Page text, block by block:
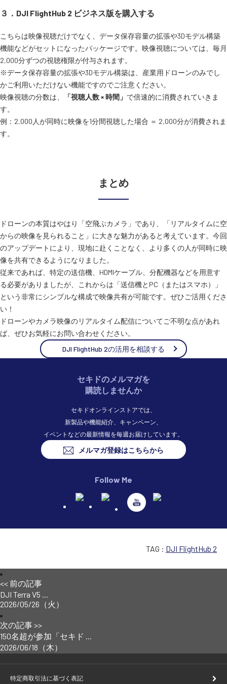
３．DJI FlightHub 2 ビジネス版を購入する
こちらは映像視聴だけでなく、データ保存容量の拡張や3Dモデル構築
機能などがセットになったパッケージです。映像視聴については、毎月
2,000分ずつの視聴権限が付与されます。
※データ保存容量の拡張や3Dモデル構築は、産業用ドローンのみでし
かご利用いただけない機能ですのでご注意ください。
映像視聴の分数は、
「視聴人数 × 時間」 で倍速的に消費されていきま
す。
例：2,000人が同時に映像を1分間視聴した場合 ＝ 2,000分が消費されま
す。
まとめ
ドローンの本質はやはり「空飛ぶカメラ」であり、「リアルタイムに空
からの映像を見られること」に大きな魅力があると考えています。今回
のアップデートにより、現地に赴くことなく、より多くの人が同時に映
像を共有できるようになりました。
従来であれば、特定の送信機、HDMIケーブル、分配機器などを用意す
る必要がありましたが、これからは「送信機とPC（またはスマホ）」
という非常にシンプルな構成で映像共有が可能です。ぜひご活用くださ
い！
ドローンやカメラ映像のリアルタイム配信についてご不明な点があれ
ば、ぜひお気軽にお問い合わせください。
DJI FlightHub 2の活用を相談する
セキドのメルマガを
購読しませんか
セキドオンラインストアでは、
新製品や機能紹介、キャンペーン、
イベントなどの最新情報を毎週お届けしています。
メルマガ登録はこちらから
Follow Me
TAG : DJI FlightHub 2
<< 前の記事
DJI Terra V5 ...
2026/05/26（火）
次の記事 >>
150名超が参加「セキド ...
2026/06/18（木）
特定商取引法に基づく表記